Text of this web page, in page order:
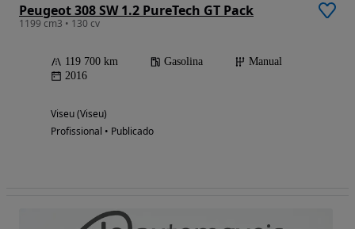
Peugeot 308 SW 1.2 PureTech GT Pack
1199 cm3 • 130 cv
119 700 km Gasolina
Manual
2016
Viseu (Viseu)
Profissional • Publicado